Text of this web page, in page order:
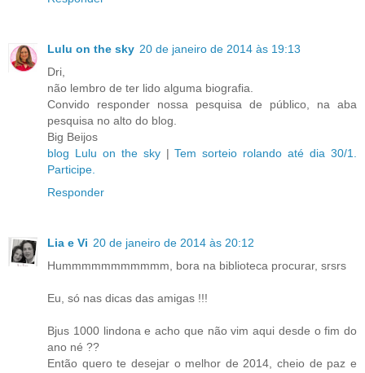
Lulu on the sky 20 de janeiro de 2014 às 19:13
Dri,
não lembro de ter lido alguma biografia.
Convido responder nossa pesquisa de público, na aba
pesquisa no alto do blog.
Big Beijos
blog Lulu on the sky | Tem sorteio rolando até dia 30/1.
Participe.
Responder
Lia e Vi 20 de janeiro de 2014 às 20:12
Hummmmmmmmmmm, bora na biblioteca procurar, srsrs
Eu, só nas dicas das amigas !!!
Bjus 1000 lindona e acho que não vim aqui desde o fim do
ano né ??
Então quero te desejar o melhor de 2014, cheio de paz e